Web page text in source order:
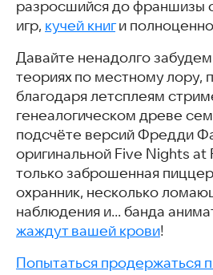
разросшийся до франшизы
игр, кучей книги
Давайте ненадолго
теориях по местному лору,
благодаря летсплеям
генеалогическом древе
подсчёте версий Фредди
оригинальной Five Nights at
только заброшенная
охранник, несколько
наблюдения и… банда
жаждут вашей крови!
Попытаться продержаться